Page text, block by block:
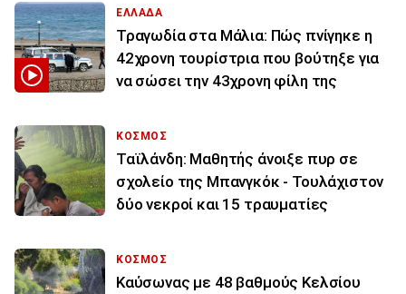
ΕΛΛΑΔΑ
Τραγωδία στα Μάλια: Πώς πνίγηκε η
42χρονη τουρίστρια που βούτηξε για
να σώσει την 43χρονη φίλη της
ΚΟΣΜΟΣ
Ταϊλάνδη: Μαθητής άνοιξε πυρ σε
σχολείο της Μπανγκόκ - Τουλάχιστον
δύο νεκροί και 15 τραυματίες
ΚΟΣΜΟΣ
Καύσωνας με 48 βαθμούς Κελσίου